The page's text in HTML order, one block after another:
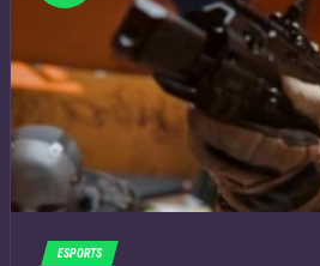
ESPORTS